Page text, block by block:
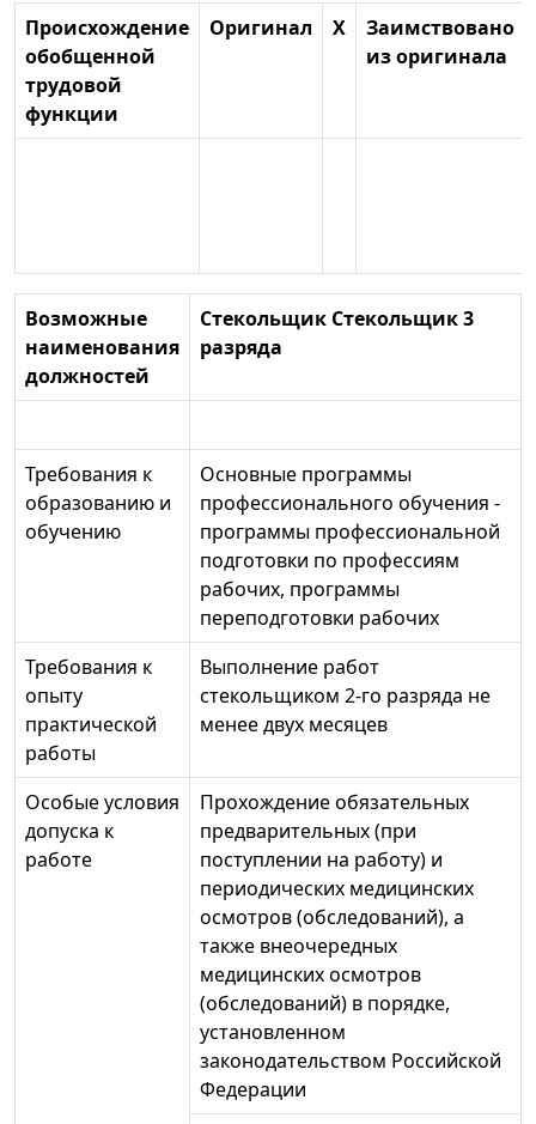
Происхождение
обобщенной
трудовой
функции
Оригинал X
Заимствовано
из оригинала
Возможные
наименования
должностей
Стекольщик Стекольщик 3
разряда
Требования к
образованию и
обучению
Основные программы
профессионального обучения -
программы профессиональной
подготовки по профессиям
рабочих, программы
переподготовки рабочих
Требования к
опыту
практической
работы
Выполнение работ
стекольщиком 2-го разряда не
менее двух месяцев
Особые условия
допуска к
работе
Прохождение обязательных
предварительных (при
поступлении на работу) и
периодических медицинских
осмотров (обследований), а
также внеочередных
медицинских осмотров
(обследований) в порядке,
установленном
законодательством Российской
Федерации